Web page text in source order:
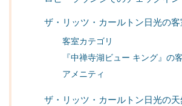
ザ・リッツ・カールトン日光の客
客室カテゴリ
『中禅寺湖ビュー キング』の
アメニティ
ザ・リッツ・カールトン日光の天